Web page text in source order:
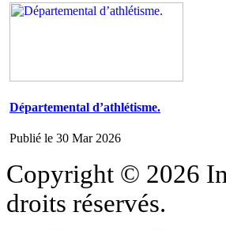
Départemental d’athlétisme.
Publié le 30 Mar 2026
Copyright © 2026
droits réservés.